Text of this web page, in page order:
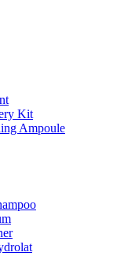
Kit
Ampoule